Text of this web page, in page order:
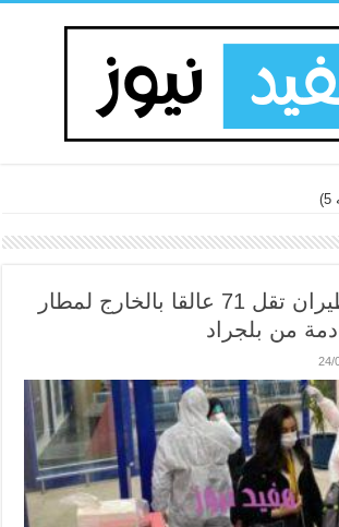
وصول رحلة طيران تقل 71 عالقا بالخارج لمطار
من بلجراد
24/